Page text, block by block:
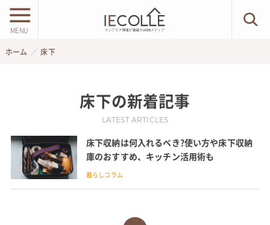
MENU
ホーム 床下
床下の新着記事
LATEST ARTICLES
床下収納は何入れるべき?使い方や床下収納
庫のおすすめ、キッチン活用術も
暮らしコラム